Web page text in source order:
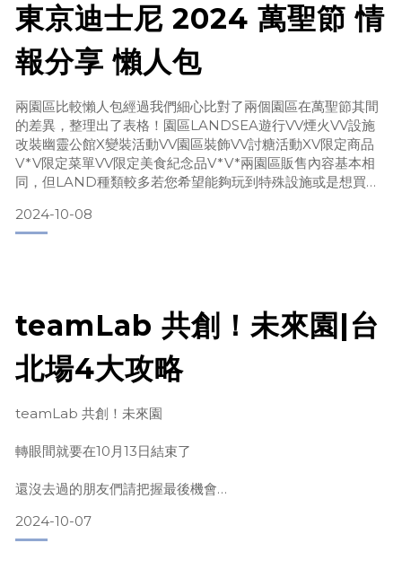
東京迪士尼 2024 萬聖節 情
報分享 懶人包
兩園區比較懶人包經過我們細心比對了兩個園區在萬聖節其間
的差異，整理出了表格！園區LANDSEA遊行VV煙火VV設施
改裝幽靈公館X變裝活動VV園區裝飾VV討糖活動XV限定商品
V*V限定菜單VV限定美食紀念品V*V*兩園區販售內容基本相
同，但LAND種類較多若您希望能夠玩到特殊設施或是想買到
圍，SEA會是很好的選擇！至於詳情介紹，請往下看！東京迪
士尼樂園來源為東京迪士尼官網萬聖節惡棍遊行Into the
2024-10-08
teamLab 共創！未來園|台
北場4大攻略
teamLab 共創！未來園
轉眼間就要在10月13日結束了
還沒去過的朋友們請把握最後機會
在這邊有幾個重點提醒想和大家分享
2024-10-07